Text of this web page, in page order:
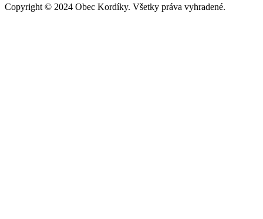
Copyright © 2024 Obec Kordíky. Všetky práva vyhradené.